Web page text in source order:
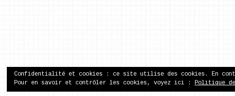
Copyright © 2026.
Confidentialité et cookies : ce site utilise des cookies. En
Pour en savoir et contrôler les cookies, voyez ici : Politique